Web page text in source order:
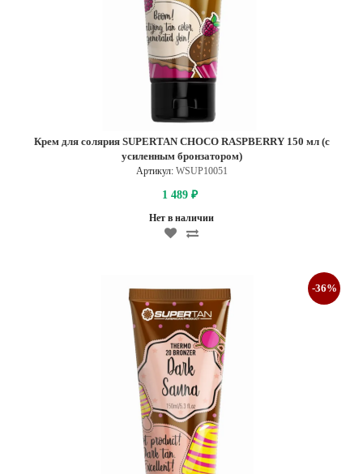
Крем для солярия SUPERTAN CHOCO RASPBERRY 150 мл (с
усиленным бронзатором)
Артикул: WSUP10051
1 489 ₽
Нет в наличии
-36%